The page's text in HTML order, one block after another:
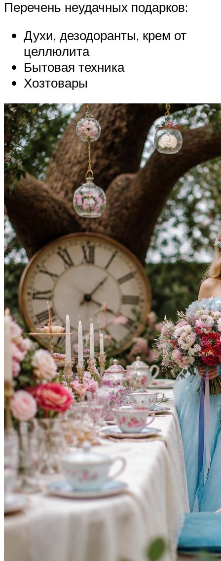
Перечень неудачных подарков:
Духи, дезодоранты, крем от
целлюлита
Бытовая техника
Хозтовары